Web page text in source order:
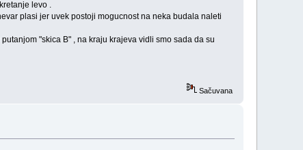
levo .
plasi jer uvek postoji mogucnost na neka budala naleti
"skica B" , na kraju krajeva vidli smo sada da su
Sačuvana